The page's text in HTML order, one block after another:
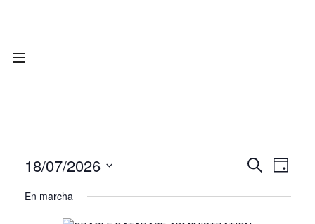
de
BUSCAR
de
DÍA
18/07/2026
fecha.
En marcha